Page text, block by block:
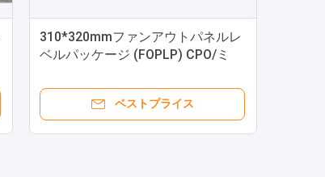
310*320mmファンアウトパネルレ
ベルパッケージ (FOPLP) CPO/ミ
ベストプライス